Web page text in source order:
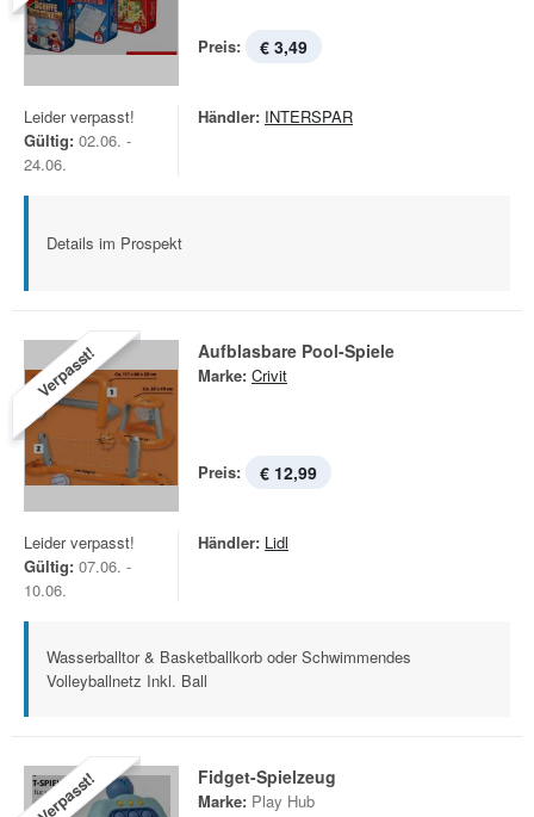
Preis: € 3,49
Leider verpasst!
Gültig: 02.06. -
24.06.
Händler: INTERSPAR
Details im Prospekt
Verpasst! Aufblasbare Pool-Spiele
Marke: Crivit
Preis: € 12,99
Leider verpasst!
Gültig: 07.06. -
10.06.
Händler: Lidl
Wasserballtor & Basketballkorb oder Schwimmendes
Volleyballnetz Inkl. Ball
Verpasst! Fidget-Spielzeug
Marke: Play Hub